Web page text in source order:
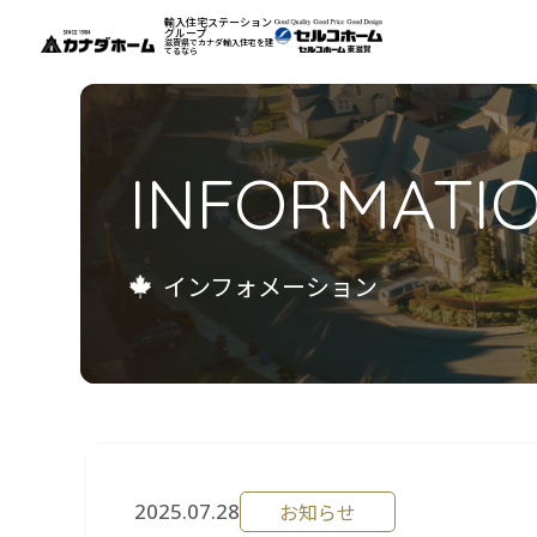
輸入住宅ステーション
グループ
滋賀県でカナダ輸入住宅を建
てるなら
私たちについて
モデルハウス
インフォメーション
施工例
インフォメーション
2025.07.28 お知らせ